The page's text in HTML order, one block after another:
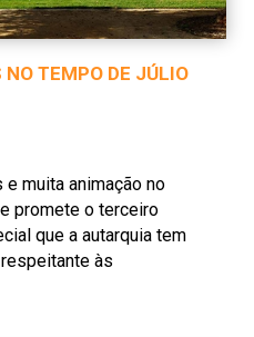
NO TEMPO DE JÚLIO
muita animação no
promete o terceiro
que a autarquia tem
às